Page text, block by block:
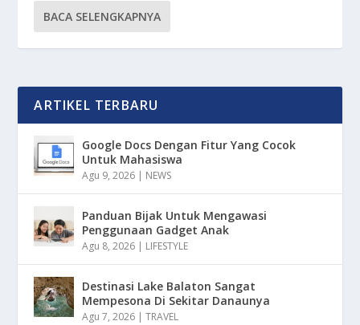
BACA SELENGKAPNYA
ARTIKEL TERBARU
Google Docs Dengan Fitur Yang Cocok
Untuk Mahasiswa
Agu 9, 2026 | NEWS
Panduan Bijak Untuk Mengawasi
Penggunaan Gadget Anak
Agu 8, 2026 | LIFESTYLE
Destinasi Lake Balaton Sangat
Mempesona Di Sekitar Danaunya
Agu 7, 2026 |TRAVEL